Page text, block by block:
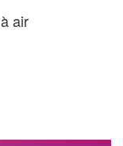
air